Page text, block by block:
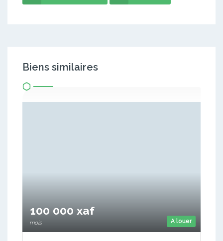
Biens similaires
A louer
100 000 xaf
mois